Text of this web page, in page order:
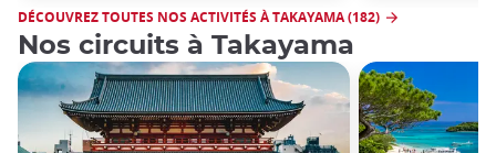
DÉCOUVREZ TOUTES NOS ACTIVITÉS À TAKAYAMA (182)
Nos circuits à Takayama